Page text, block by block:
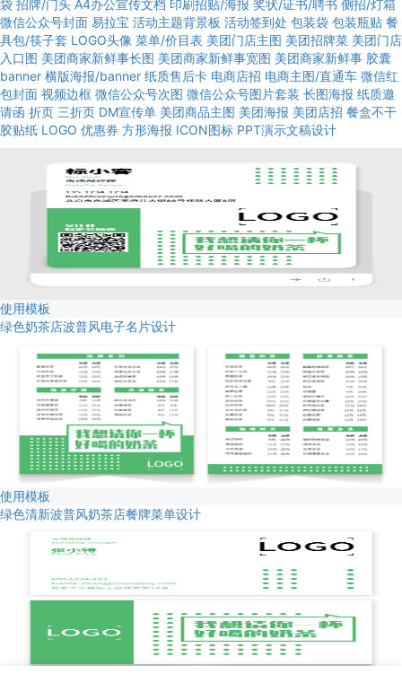
袋 招牌/门头 A4办公宣传文档 印刷招贴/海报 奖状/证书/聘书 侧招/灯箱
微信公众号封面 易拉宝 活动主题背景板 活动签到处 包装袋 包装瓶贴 餐
具包/筷子套 LOGO头像 菜单/价目表 美团门店主图 美团招牌菜 美团门店
入口图 美团商家新鲜事长图 美团商家新鲜事宽图 美团商家新鲜事 胶囊
banner 横版海报/banner 纸质售后卡 电商店招 电商主图/直通车 微信红
包封面 视频边框 微信公众号次图 微信公众号图片套装 长图海报 纸质邀
请函 折页 三折页 DM宣传单 美团商品主图 美团海报 美团店招 餐盒不干
胶贴纸 LOGO 优惠券 方形海报 ICON图标 PPT演示文稿设计
使用模板
绿色奶茶店波普风电子名片设计
使用模板
绿色清新波普风奶茶店餐牌菜单设计